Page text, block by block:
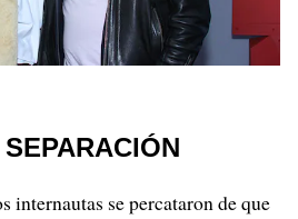
internautas se percataron de que